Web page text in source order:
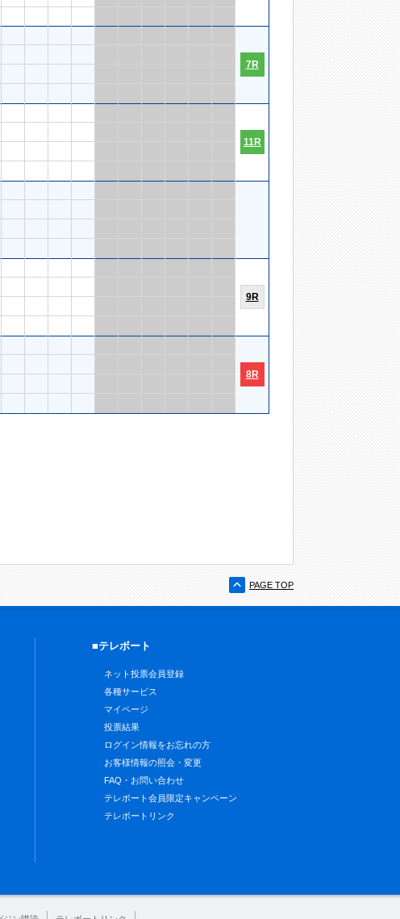
7R
11R
9R
8R
PAGE TOP
■テレボート
ネット投票会員登録
各種サービス
マイページ
投票結果
ログイン情報をお忘れの方
お客様情報の照会・変更
FAQ・お問い合わせ
テレボート会員限定キャンペーン
テレボートリンク